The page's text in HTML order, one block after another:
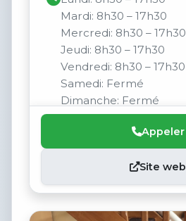
Mardi: 8h30 – 17h30
Mercredi: 8h30 – 17h30
Jeudi: 8h30 – 17h30
Vendredi: 8h30 – 17h30
Samedi: Fermé
Dimanche: Fermé
Appeler
Site web